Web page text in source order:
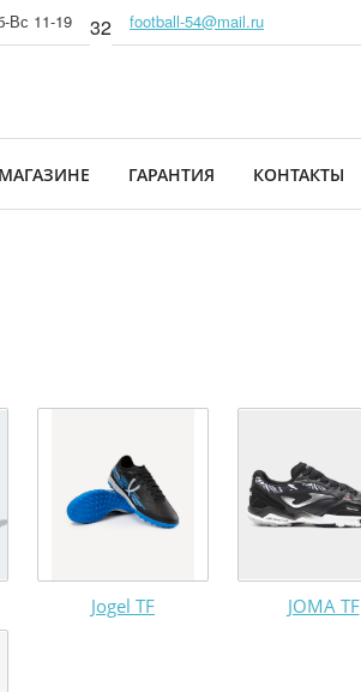
Вс 11-19 32 football-54@mail.ru
ГАРАНТИЯ КОНТАКТЫ
Jogel TF JOMA TF